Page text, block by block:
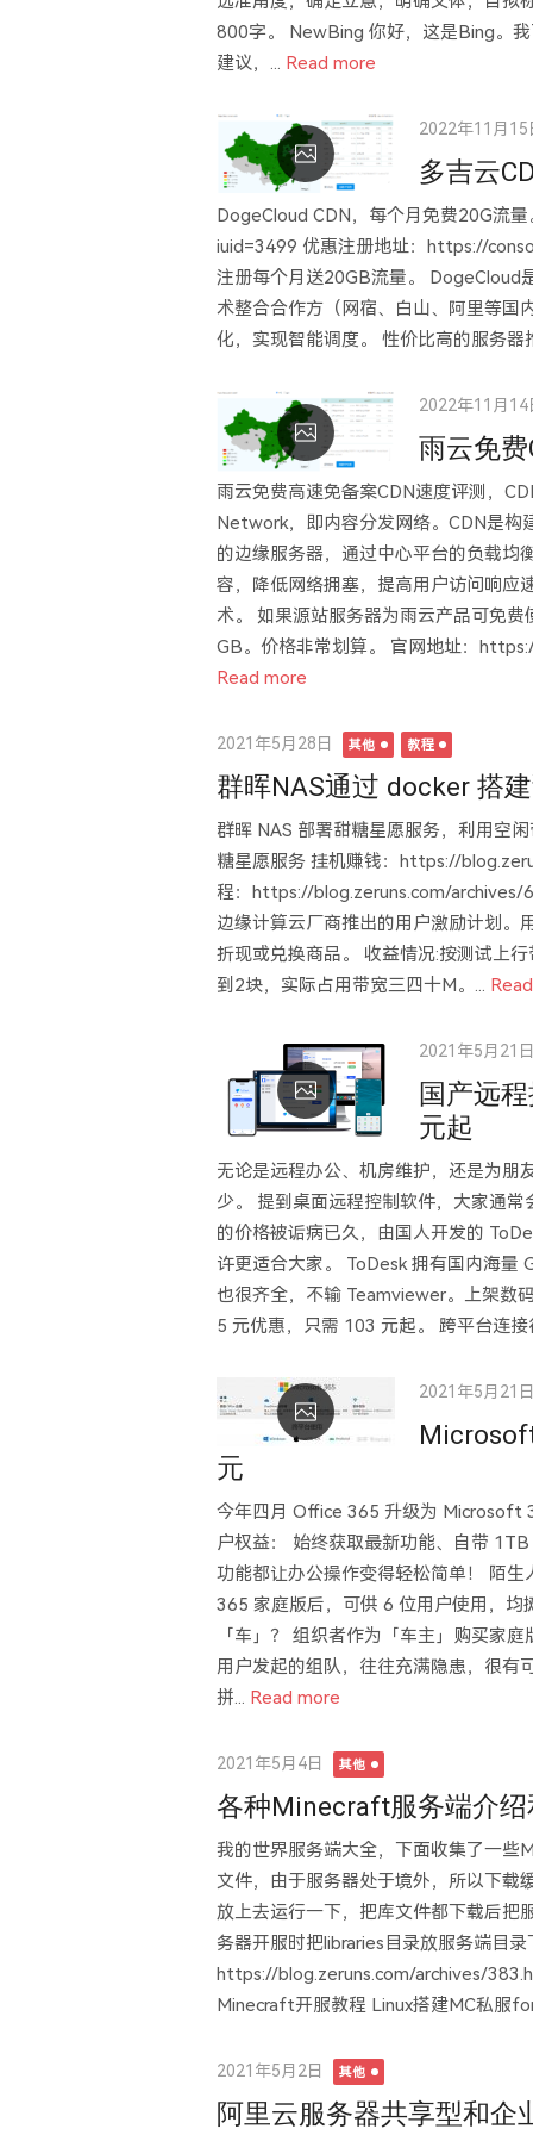
800字。 NewBing 你好，这是Bing。
建议，... Read more
Posted
on
2022年11月15
多吉云
DogeCloud CDN，每个月免费20G流
iuid=3499 优惠注册地址：https://
注册每个月送20GB流量。 DogeCloud
术整合合作方（网宿、白山、阿里等国
化，实现智能调度。 性价比高的服务
Posted
on
2022年11月14
雨云免
雨云免费高速免备案CDN速度评测，
Network，即内容分发网络。CDN是构
的边缘服务器，通过中心平台的负载均
容，降低网络拥塞，提高用户访问响应
术。 如果源站服务器为雨云产品可免
GB。价格非常划算。 官网地址：
Read more
Posted
on
2021年5月28日 其他 教程
群晖NAS通过 docker 搭
群晖 NAS 部署甜糖星愿服务，利用空
糖星愿服务 挂机赚钱：https://
程：https://blog.zeruns.com/archives/
边缘计算云厂商推出的用户激励计划。
折现或兑换商品。 收益情况:按测试上
到2块，实际占用带宽三四十M。...
Posted
on
2021年5月21
国产远
元起
无论是远程办公、机房维护，还是为朋
少。 提到桌面远程控制软件，大家通
的价格被诟病已久，由国人开发的
许更适合大家。 ToDesk 拥有国内海量
也很齐全，不输 Teamviewer。上架数
5 元优惠，只需 103 元起。 跨平台连
Posted
2021年5月21
元
今年四月 Office 365 升级为 Microsoft
户权益： 始终获取最新功能、自带
功能都让办公操作变得轻松简单！ 陌
365 家庭版后，可供 6 位用户使用，均
「车」？ 组织者作为「车主」购买家
用户发起的组队，往往充满隐患，很有
拼... Read more
Posted
on
2021年5月4日 其他
各种Minecraft服务端介
我的世界服务端大全，下面收集了一些
文件，由于服务器处于境外，所以下载
放上去运行一下，把库文件都下载后把
务器开服时把libraries目录放服务端目
https://blog.zeruns.com/archives/
Minecraft开服教程 Linux搭建MC私服
Posted
on
2021年5月2日 其他
阿里云服务器共享型和企